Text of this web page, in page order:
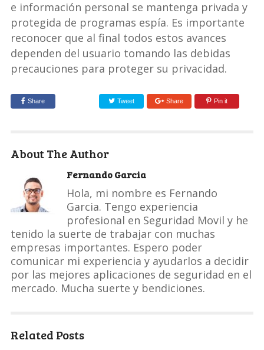
e información personal se mantenga privada y
protegida de programas espía. Es importante
reconocer que al final todos estos avances
dependen del usuario tomando las debidas
precauciones para proteger su privacidad.
Share Tweet Share Pin it
About The Author
Fernando Garcia
Hola, mi nombre es Fernando
Garcia. Tengo experiencia
profesional en Seguridad Movil y he
tenido la suerte de trabajar con muchas
empresas importantes. Espero poder
comunicar mi experiencia y ayudarlos a decidir
por las mejores aplicaciones de seguridad en el
mercado. Mucha suerte y bendiciones.
Related Posts